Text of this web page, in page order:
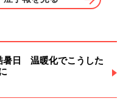
暑日 温暖化でこうした